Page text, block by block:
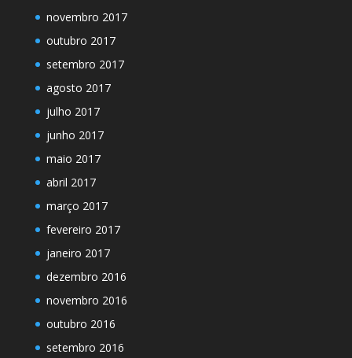
novembro 2017
outubro 2017
setembro 2017
agosto 2017
julho 2017
junho 2017
maio 2017
abril 2017
março 2017
fevereiro 2017
janeiro 2017
dezembro 2016
novembro 2016
outubro 2016
setembro 2016